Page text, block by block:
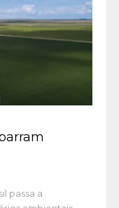
passa a